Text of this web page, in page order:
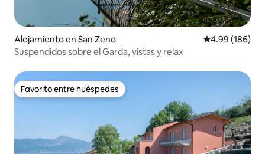
Alojamiento en San Zeno Calificación
4.99 (186)
Suspendidos sobre el Garda, vistas y relax
Favorito entre huéspedes
Favorito entre huéspedes